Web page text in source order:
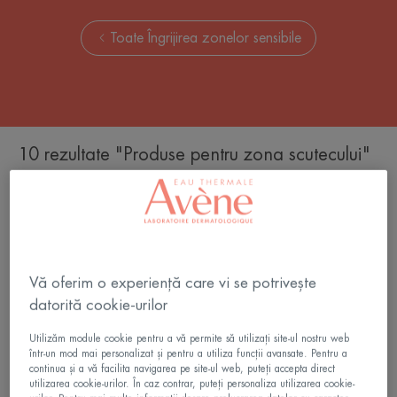
Toate Îngrijirea zonelor sensibile
10 rezultate "Produse pentru zona scutecului"
reparator
Cicalfate+
Cicalfate+
Vă oferim o experiență care vi se potrivește
datorită cookie-urilor
Utilizăm module cookie pentru a vă permite să utilizați site-ul nostru web
într-un mod mai personalizat și pentru a utiliza funcții avansate. Pentru a
continua și a vă facilita navigarea pe site-ul web, puteți accepta direct
utilizarea cookie-urilor. În caz contrar, puteți personaliza utilizarea cookie-